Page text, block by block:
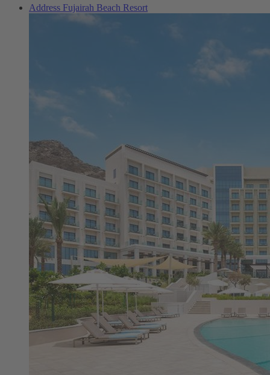
Address Fujairah Beach Resort